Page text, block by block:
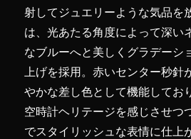
射してジュエリーような気品を
は、光あたる角度によって深い
なブルーへと美しくグラデーシ
上げを採用。赤いセンター秒針
やかな差し色として機能してお
空時計ヘリテージを感じさせつ
でスタイリッシュな表情に仕上